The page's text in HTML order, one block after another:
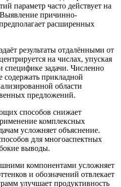
параметр часто действует на
причинно-
расширенных
результаты отдалёнными от
на числах, упуская
специфике задачи. Численно
прикладной
области
предложений.
способов снижает
комплексных
усложняет объяснение.
для многоаспектных
выводы.
компонентами усложняет
и обозначений отвлекает
улучшает продуктивность